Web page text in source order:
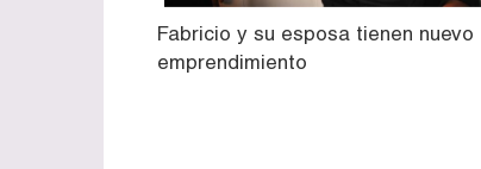
Fabricio y su esposa tienen nuevo
emprendimiento